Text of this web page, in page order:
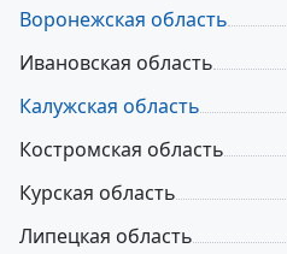
Воронежская область
Ивановская область
Калужская область
Костромская область
Курская область
Липецкая область